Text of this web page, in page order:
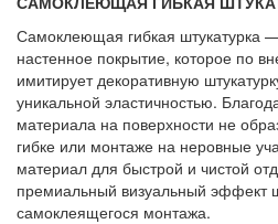
Самоклеющая гибкая штукатурка
настенное покрытие, которое по
имитирует декоративную
уникальной эластичностью.
материала на поверхности не
гибке или монтаже на неровные
материал для быстрой и чистой
премиальный визуальный эффект
самоклеящегося монтажа.